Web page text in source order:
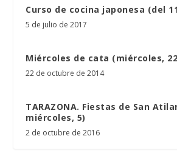
Curso de cocina japonesa (del
5 de julio de 2017
Miércoles de cata (miércoles,
22 de octubre de 2014
TARAZONA. Fiestas de San
miércoles, 5)
2 de octubre de 2016